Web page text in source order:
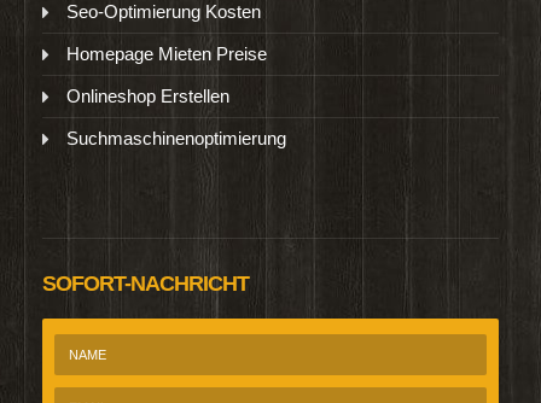
Seo-Optimierung Kosten
Homepage Mieten Preise
Onlineshop Erstellen
Suchmaschinenoptimierung
SOFORT-NACHRICHT